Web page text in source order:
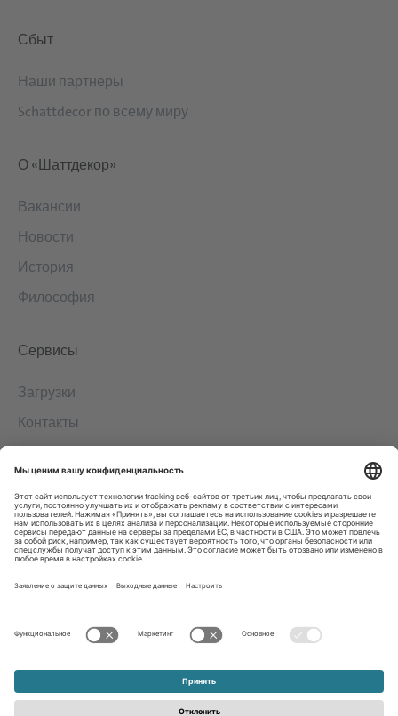
Сбыт
Наши партнеры
Schattdecor по всему миру
О «Шаттдекор»
Вакансии
Новости
История
Философия
Сервисы
Загрузки
Контакты
Выходные данные
Система информирования о нарушениях
Общие условия заключения сделок
Положение о защите персональных данных